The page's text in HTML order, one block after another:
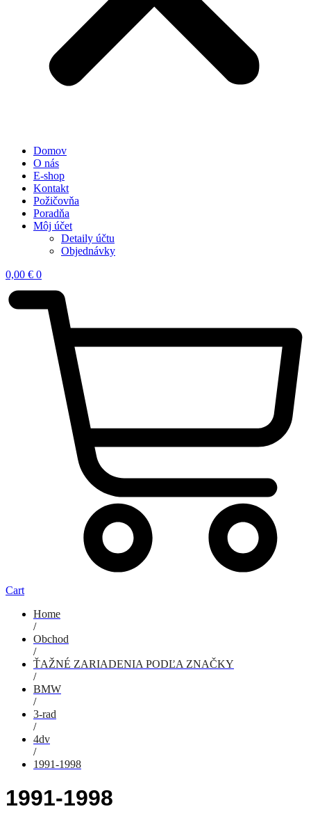
Domov
O nás
E-shop
Kontakt
Požičovňa
Poradňa
Môj účet
Detaily účtu
Objednávky
0,00 € 0
Cart
Home
/
Obchod
/
ŤAŽNÉ ZARIADENIA PODĽA ZNAČKY
/
BMW
/
3-rad
/
4dv
/
1991-1998
1991-1998